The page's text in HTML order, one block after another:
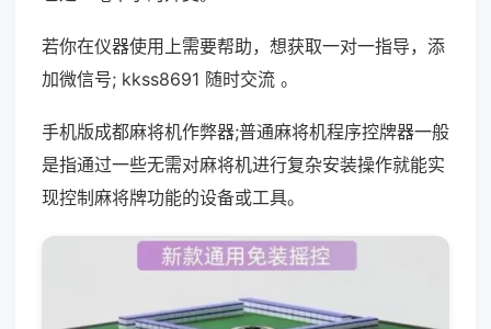
若你在仪器使用上需要帮助，想获取一对一指导，添
加微信号; kkss8691 随时交流 。
手机版成都麻将机作弊器;普通麻将机程序控牌器一般
是指通过一些无需对麻将机进行复杂安装操作就能实
现控制麻将牌功能的设备或工具。